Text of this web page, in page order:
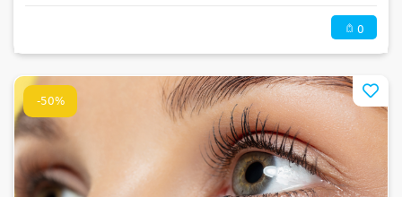
0
-50%